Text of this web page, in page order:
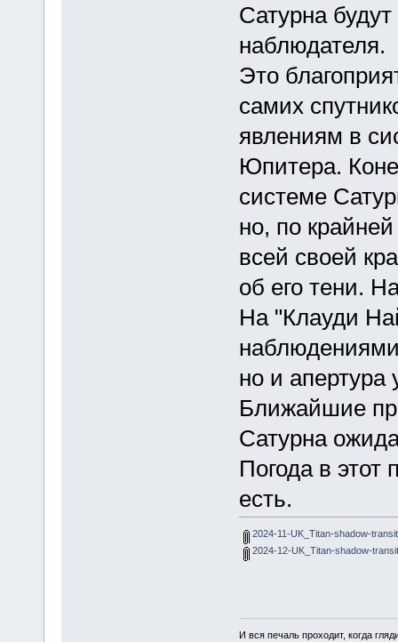
Сатурна
наблюдателя.
Это
самих
явлениям в
Юпитера.
системе
но, по
всей своей
об его тени.
На "Клауди
но и апертура
Ближайшие
Сатурна
Погода в
есть.
2024-11-UK_Titan-shadow-
2024-12-UK_Titan-shadow-
И вся печаль проходит, когда